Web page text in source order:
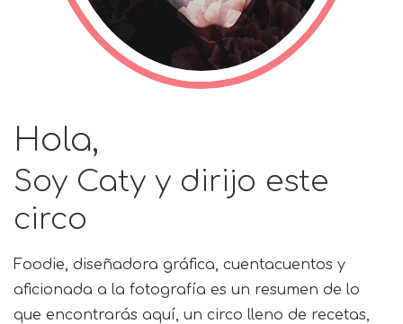
Hola,
Soy Caty y dirijo este
circo
Foodie, diseñadora gráfica, cuentacuentos y
aficionada a la fotografía es un resumen de lo
que encontrarás aquí, un circo lleno de recetas,